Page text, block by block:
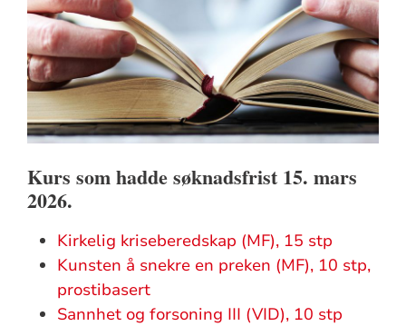
Kurs som hadde søknadsfrist 15. mars
2026.
Kirkelig kriseberedskap (MF), 15 stp
Kunsten å snekre en preken (MF), 10 stp,
prostibasert
Sannhet og forsoning III (VID), 10 stp